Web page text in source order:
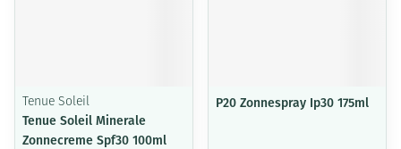
Tenue Soleil
Tenue Soleil Minerale
Zonnecreme Spf30 100ml
P20 Zonnespray Ip30 175ml